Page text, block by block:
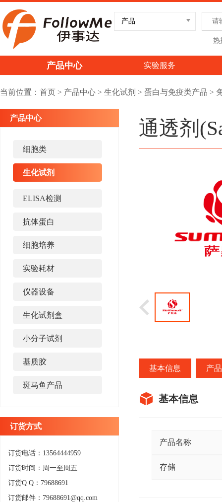
热
产品中心 实验服务
当前位置： 首页 > 产品中心 > 生化试剂 > 蛋白与免疫类产品 >
产品中心
细胞类
生化试剂
ELISA检测
抗体蛋白
细胞培养
实验耗材
仪器设备
生化试剂盒
小分子试剂
基质胶
斑马鱼产品
订货方式
订货电话：13564444959
订货时间：周一至周五
订货Q Q：79688691
订货邮件：79688691@qq.com
通透剂
基本信息 产
基本信息
产品名称
存储